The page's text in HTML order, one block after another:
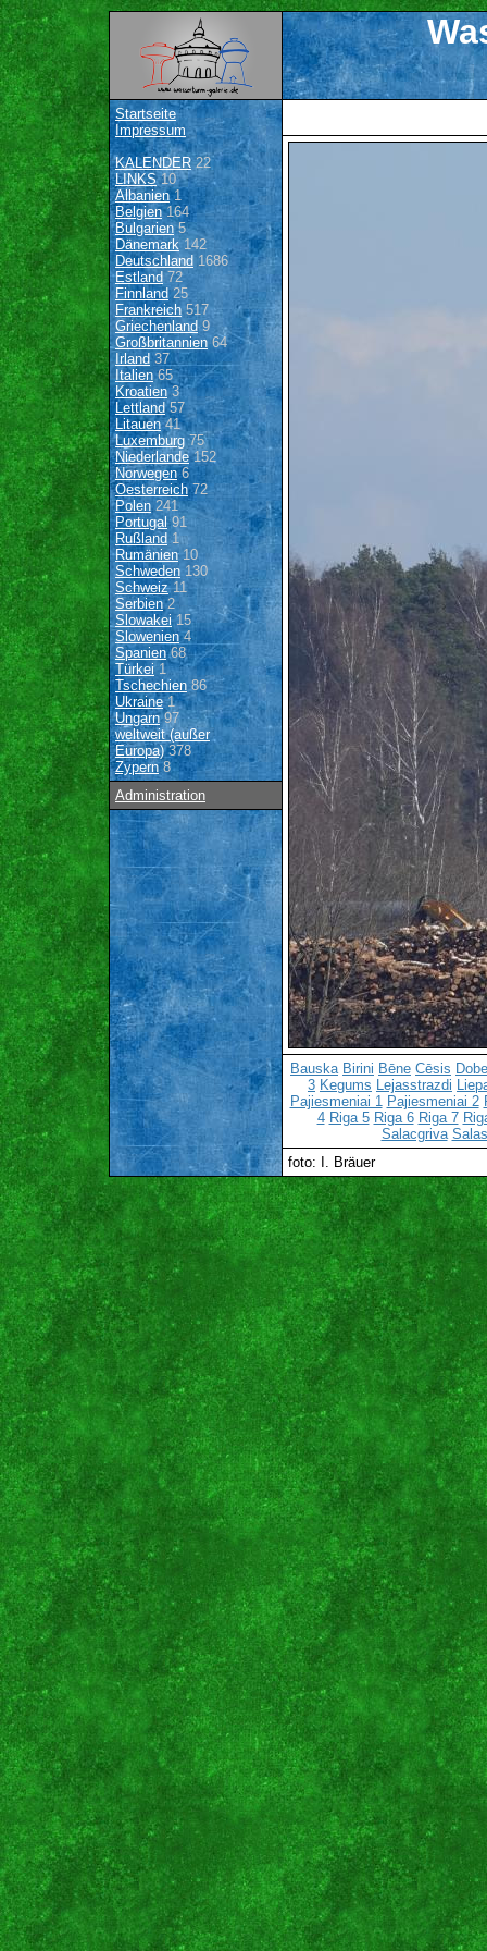
Startseite
Impressum
KALENDER22
LINKS10
Albanien1
Belgien164
Bulgarien 5
Dänemark142
Deutschland 1686
Estland 72
Finnland 25
Frankreich517
Griechenland9
Großbritannien64
Irland 37
Italien65
Kroatien3
Lettland57
Litauen41
Luxemburg 75
Niederlande152
Norwegen6
Oesterreich72
Polen 241
Portugal91
Rußland 1
Rumänien10
Schweden 130
Schweiz11
Serbien2
Slowakei15
Slowenien4
Spanien68
Türkei1
Tschechien 86
Ukraine1
Ungarn97
weltweit (außer
Europa)378
Zypern8
Administration
Bauska Birini Bēne Cēsis
3 Kegums Lejasstrazdi
Pajiesmeniai 1 Pajiesmeniai 2
4 Riga 5 Riga 6 Riga 7
Salacgriva
foto: I. Bräuer